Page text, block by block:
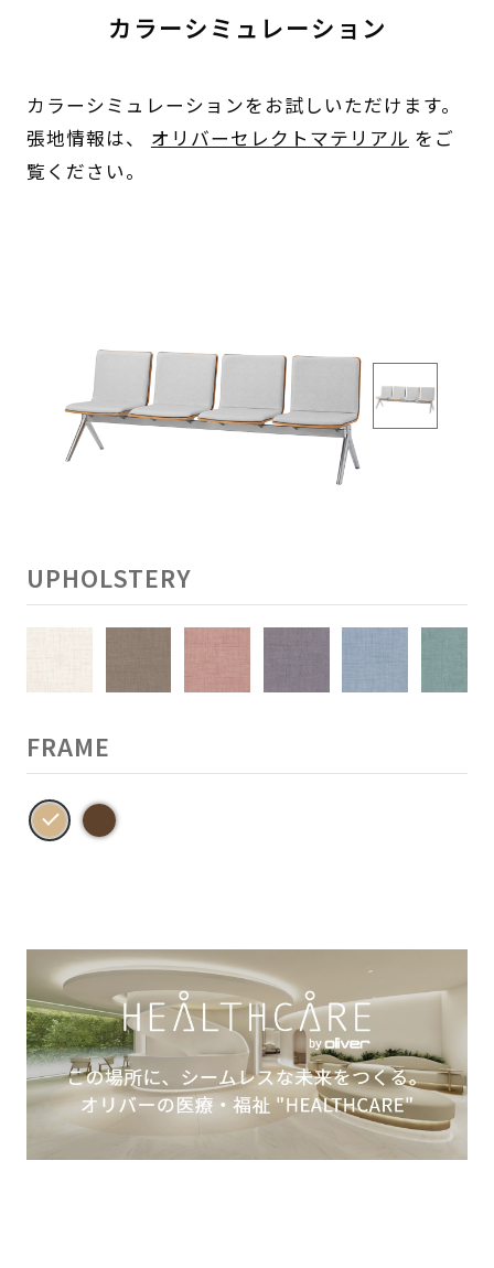
カラーシミュレーション
カラーシミュレーションをお試しいただけます。
張地情報は、 オリバーセレクトマテリアル をご
覧ください。
UPHOLSTERY
FRAME